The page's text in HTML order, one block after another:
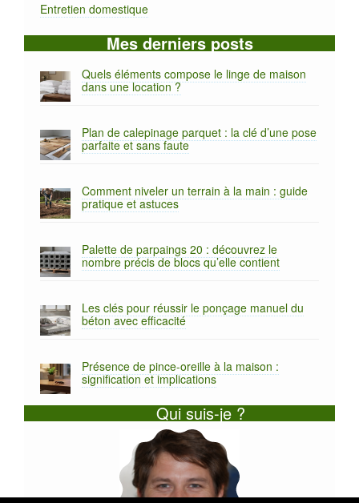
Entretien domestique
Mes derniers posts
Quels éléments compose le linge de maison
dans une location ?
Plan de calepinage parquet : la clé d’une pose
parfaite et sans faute
Comment niveler un terrain à la main : guide
pratique et astuces
Palette de parpaings 20 : découvrez le
nombre précis de blocs qu’elle contient
Les clés pour réussir le ponçage manuel du
béton avec efficacité
Présence de pince-oreille à la maison :
signification et implications
Qui suis-je ?